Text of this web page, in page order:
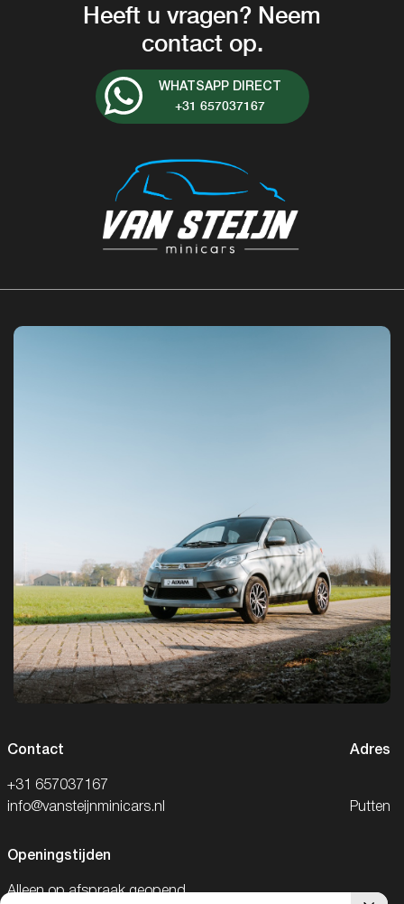
Heeft u vragen? Neem
contact op.
WHATSAPP DIRECT
+31 657037167
Contact
+31 657037167
info@vansteijnminicars.nl
Adres
Putten
Openingstijden
Alleen op afspraak geopend.